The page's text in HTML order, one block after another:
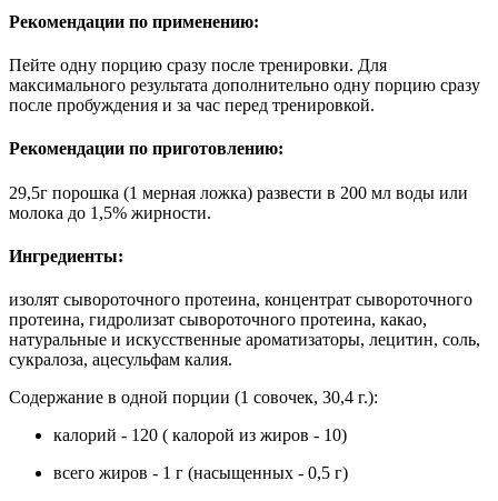
Рекомендации по применению:
Пейте одну порцию сразу после тренировки. Для
максимального результата дополнительно одну порцию сразу
после пробуждения и за час перед тренировкой.
Рекомендации по приготовлению:
29,5г порошка (1 мерная ложка) развести в 200 мл воды или
молока до 1,5% жирности.
Ингредиенты:
изолят сывороточного протеина, концентрат сывороточного
протеина, гидролизат сывороточного протеина, какао,
натуральные и искусственные ароматизаторы, лецитин, соль,
сукралоза, ацесульфам калия.
Содержание в одной порции (1 совочек, 30,4 г.):
калорий - 120 ( калорой из жиров - 10)
всего жиров - 1 г (насыщенных - 0,5 г)